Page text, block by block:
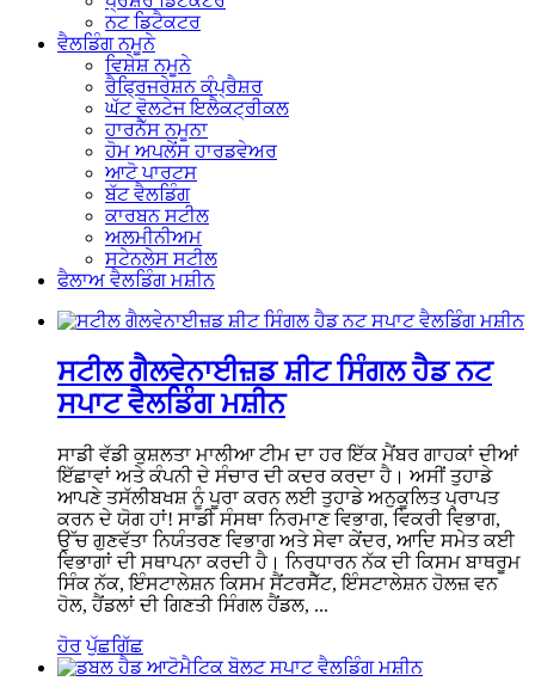
ਨਟ ਡਿਟੈਕਟਰ
ਵੈਲਡਿੰਗ ਨਮੂਨੇ
ਵਿਸ਼ੇਸ਼ ਨਮੂਨੇ
ਰੈਫ੍ਰਿਜਰੇਸ਼ਨ ਕੰਪ੍ਰੈਸ਼ਰ
ਘੱਟ ਵੋਲਟੇਜ ਇਲੈਕਟ੍ਰੀਕਲ
ਹਾਰਨੈੱਸ ਨਮੂਨਾ
ਹੋਮ ਅਪਲੇਂਸ ਹਾਰਡਵੇਅਰ
ਆਟੋ ਪਾਰਟਸ
ਬੱਟ ਵੈਲਡਿੰਗ
ਕਾਰਬਨ ਸਟੀਲ
ਅਲਮੀਨੀਅਮ
ਸਟੇਨਲੇਸ ਸਟੀਲ
ਫੈਲਾਅ ਵੈਲਡਿੰਗ ਮਸ਼ੀਨ
ਸਟੀਲ ਗੈਲਵੇਨਾਈਜ਼ਡ ਸ਼ੀਟ ਸਿੰਗਲ ਹੈਡ ਨਟ
ਸਪਾਟ ਵੈਲਡਿੰਗ ਮਸ਼ੀਨ
ਸਾਡੀ ਵੱਡੀ ਕੁਸ਼ਲਤਾ ਮਾਲੀਆ ਟੀਮ ਦਾ ਹਰ ਇੱਕ ਮੈਂਬਰ ਗਾਹਕਾਂ ਦੀਆਂ
ਇੱਛਾਵਾਂ ਅਤੇ ਕੰਪਨੀ ਦੇ ਸੰਚਾਰ ਦੀ ਕਦਰ ਕਰਦਾ ਹੈ। ਅਸੀਂ ਤੁਹਾਡੇ
ਆਪਣੇ ਤਸੱਲੀਬਖਸ਼ ਨੂੰ ਪੂਰਾ ਕਰਨ ਲਈ ਤੁਹਾਡੇ ਅਨੁਕੂਲਿਤ ਪ੍ਰਾਪਤ
ਕਰਨ ਦੇ ਯੋਗ ਹਾਂ! ਸਾਡੀ ਸੰਸਥਾ ਨਿਰਮਾਣ ਵਿਭਾਗ, ਵਿਕਰੀ ਵਿਭਾਗ,
ਉੱਚ ਗੁਣਵੱਤਾ ਨਿਯੰਤਰਣ ਵਿਭਾਗ ਅਤੇ ਸੇਵਾ ਕੇਂਦਰ, ਆਦਿ ਸਮੇਤ ਕਈ
ਵਿਭਾਗਾਂ ਦੀ ਸਥਾਪਨਾ ਕਰਦੀ ਹੈ। ਨਿਰਧਾਰਨ ਨੱਕ ਦੀ ਕਿਸਮ ਬਾਥਰੂਮ
ਸਿੰਕ ਨੱਕ, ਇੰਸਟਾਲੇਸ਼ਨ ਕਿਸਮ ਸੈਂਟਰਸੈੱਟ, ਇੰਸਟਾਲੇਸ਼ਨ ਹੋਲਜ਼ ਵਨ
ਹੋਲ, ਹੈਂਡਲਾਂ ਦੀ ਗਿਣਤੀ ਸਿੰਗਲ ਹੈਂਡਲ, ...
ਹੋਰ ਪੁੱਛਗਿੱਛ